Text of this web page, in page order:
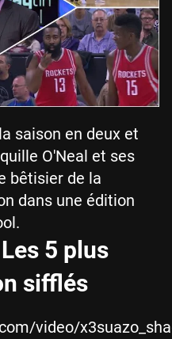
saison en deux et
O'Neal et ses
bêtisier de la
dans une édition
5 plus
sifflés
video/